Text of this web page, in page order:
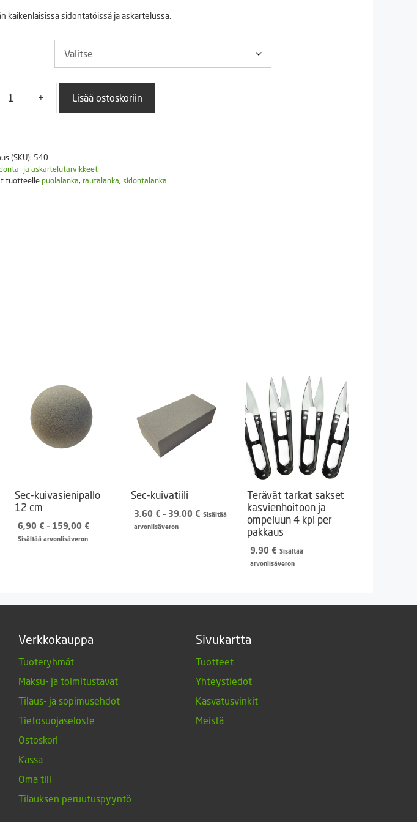
1,95 €
-
13,90 €
kaikenlaisissa sidontatöissä ja askartelussa.
+ Lisää ostoskoriin
(SKU): 540
ja askartelutarvikkeet
tuotteellepuolalanka, rautalanka, sidontalanka
Sec-kuivasienipallo
12 cm
6,90 € – 159,00 € Hintaluokka:
Sisältää arvonlisäveron
Sec-kuivatiili
3,60 € – 39,00 € Hintaluokka:
Sisältää
arvonlisäveron
Terävät tarkat sakset
kasvienhoitoon ja
ompeluun 4 kpl per
pakkaus
9,90 € Sisältää
arvonlisäveron
Verkkokauppa
Tuoteryhmät
Maksu- ja toimitustavat
Tilaus- ja sopimusehdot
Tietosuojaseloste
Ostoskori
Kassa
Oma tili
Tilauksen peruutuspyyntö
Sivukartta
Tuotteet
Yhteystiedot
Kasvatusvinkit
Meistä